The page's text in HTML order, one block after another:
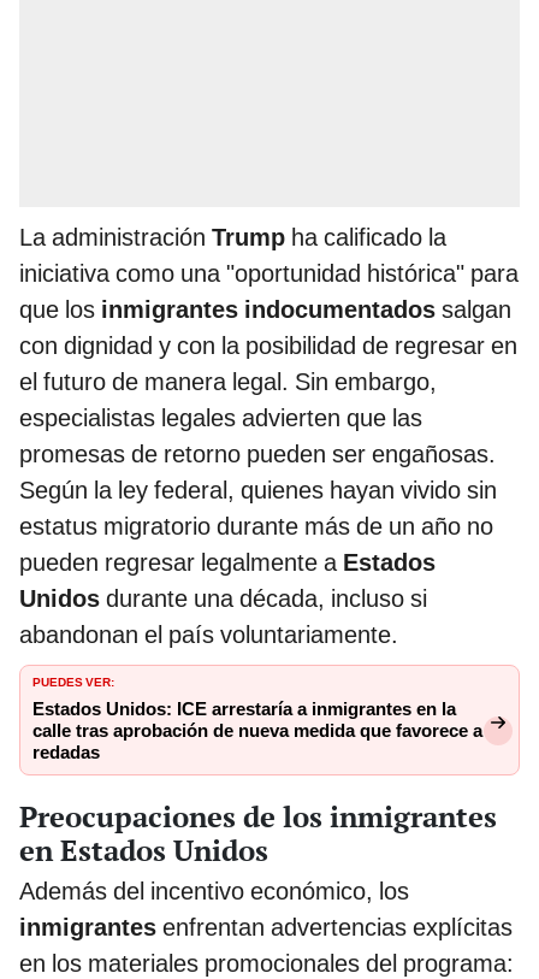
La administración Trump ha calificado la
iniciativa como una "oportunidad histórica" para
que los inmigrantes indocumentados salgan
con dignidad y con la posibilidad de regresar en
el futuro de manera legal. Sin embargo,
especialistas legales advierten que las
promesas de retorno pueden ser engañosas.
Según la ley federal, quienes hayan vivido sin
estatus migratorio durante más de un año no
pueden regresar legalmente a Estados
Unidos durante una década, incluso si
abandonan el país voluntariamente.
PUEDES VER:
Estados Unidos: ICE arrestaría a inmigrantes en la
calle tras aprobación de nueva medida que favorece a
redadas
Preocupaciones de los inmigrantes
en Estados Unidos
Además del incentivo económico, los
inmigrantes enfrentan advertencias explícitas
en los materiales promocionales del programa: